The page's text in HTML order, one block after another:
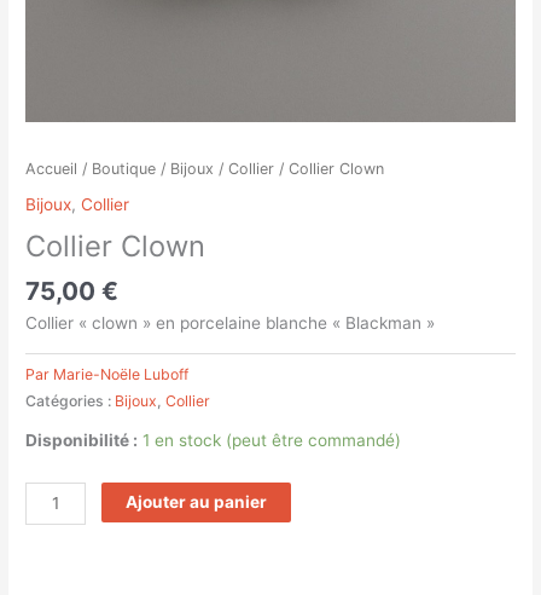
Accueil / Boutique / Bijoux /Collier / Collier Clown
Bijoux,Collier
Collier Clown
75,00€
Collier « clown » en porcelaine blanche « Blackman »
Par Marie-Noële Luboff
Catégories : Bijoux ,Collier
Disponibilité : 1 en stock (peut être commandé)
Ajouter au panier